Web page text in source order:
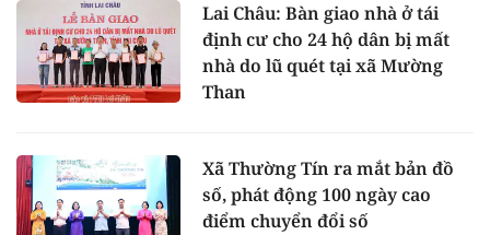
Lai Châu: Bàn giao nhà ở tái
định cư cho 24 hộ dân bị mất
nhà do lũ quét tại xã Mường
Than
Xã Thường Tín ra mắt bản đồ
số, phát động 100 ngày cao
điểm chuyển đổi số